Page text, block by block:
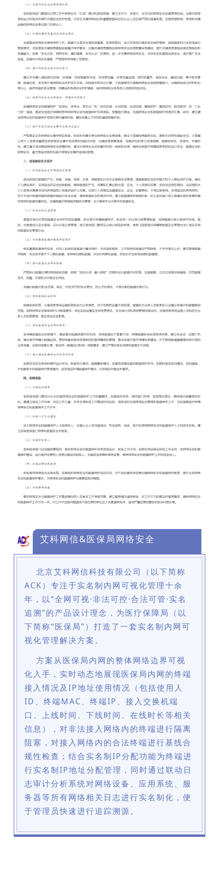
艾科网信&医保局网络安全
北京艾科网信科技有限公司（以下简称
ACK）专注于实名制内网可视化管理十余
年，以“全网可视·非法可控·合法可管·实名
追溯”的产品设计理念，为医疗保障局（以
下简称“医保局”）打造了一套实名制内网可
视化管理解决方案。
方案从医保局内网的整体网络边界可视
化入手，实时动态地展现医保局内网的终端
接入情况及IP地址使用情况（包括使用人
ID、终端MAC、终端IP、接入交换机端
口、上线时间、下线时间、在线时长等相关
信息），对非法接入网络内的终端进行隔离
阻塞，对接入网络内的合法终端进行基线合
规性检查；结合实名制IP分配功能为终端进
行实名制IP地址分配管理，同时通过联动日
志审计分析系统对网络设备、应用系统、服
务器等所有网络相关日志进行实名制化，便
于管理员快速进行追踪溯源。